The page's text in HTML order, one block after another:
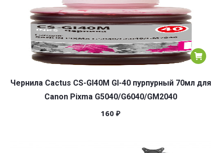
Чернила Cactus CS-GI40M GI-40 пурпурный 70мл для
Canon Pixma G5040/G6040/GM2040
160 ₽